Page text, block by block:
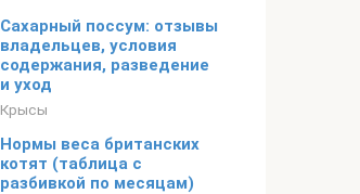
Сахарный поссум: отзывы
владельцев, условия
содержания, разведение
и уход
Крысы
Нормы веса британских
котят (таблица с
разбивкой по месяцам)